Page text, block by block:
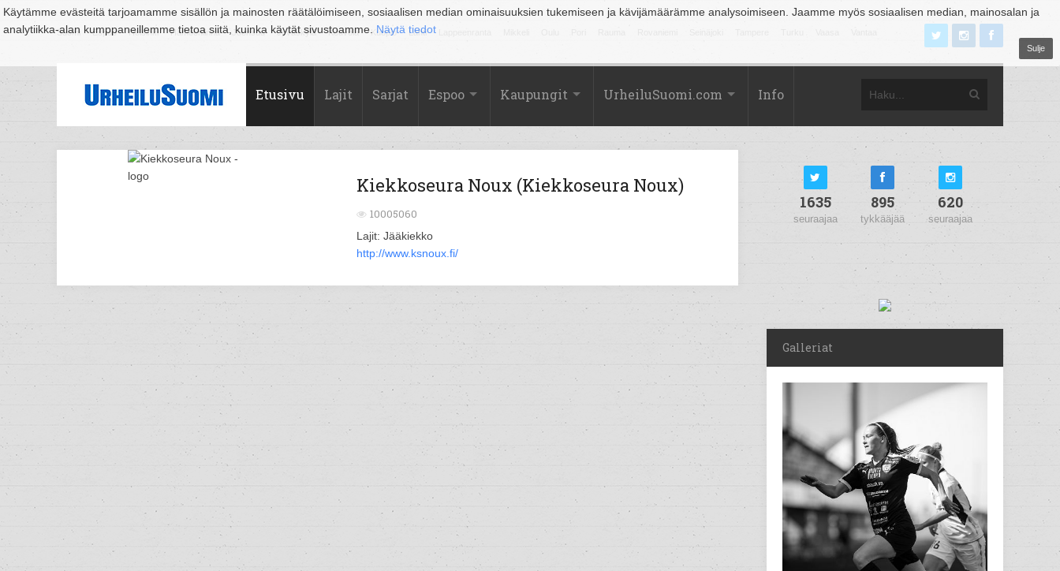
Käytämme evästeitä tarjoamamme sisällön ja mainosten räätälöimiseen, sosiaalisen median ominaisuuksien tukemiseen ja kävijämäärämme analysoimiseen. Jaamme myös sosiaalisen median, mainosalan ja
analytiikka-alan kumppaneillemme tietoa siitä, kuinka käytät sivustoamme. Näytä tiedot
Sulje
Suomi Espoo Helsinki Hämeenlinna Joensuu Jyväskylä Kouvola Kuopio Lahti
Etusivu Lajit Sarjat Espoo Kaupungit UrheiluSuomi.com Info
Kiekkoseura Noux (Kiekkoseura Noux)
10005060
Lajit: Jääkiekko
http://www.ksnoux.fi/
1635
seuraajaa
895
tykkääjää
620
seuraajaa
Galleriat